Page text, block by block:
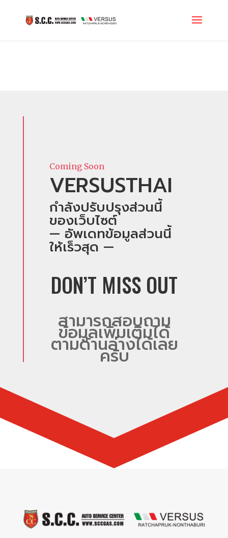
Coming Soon
VERSUSTHAI
กำลังปรับปรุงส่วนนี้
ของเว็บไซต์
— อัพเดทข้อมูลส่วนนี้
ให้เร็วสุด —
DON’T MISS OUT
สามารถสอบถาม
ข้อมูลเพิ่มเติมได้
ตามด้านล่างได้เลย
ครับ